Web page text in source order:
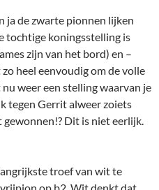
troef van wit te
op b2. Wit denkt dat
zwarte pion op d6 voor
toch nog steeds een pion
Maar het lukt hem maar
Wel worden er verder